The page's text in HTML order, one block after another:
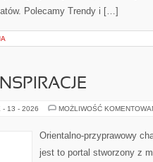
Polecamy Trendy i […]
- 13 - 2026 MOŻLIWOŚĆ
Orientalno-przyprawowy
jest to portal stworzony z